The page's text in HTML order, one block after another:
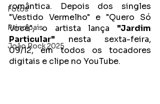
Fotos
Principais
João Rock 2025
romântica. Depois dos singles
"Vestido Vermelho" e "Quero Só
Você", o artista lança "Jardim
Particular" nesta sexta-feira,
09/12, em todos os tocadores
digitais e clipe no YouTube.